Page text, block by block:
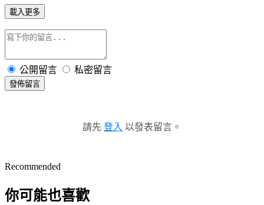
載入更多
公開留言 私密留言
發佈留言
請先 登入 以發表留言。
Recommended
你可能也喜歡